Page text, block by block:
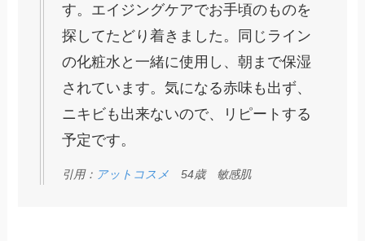
す。エイジングケアでお手頃のものを
探してたどり着きました。同じライン
の化粧水と一緒に使用し、朝まで保湿
されています。気になる赤味も出ず、
ニキビも出来ないので、リピートする
予定です。
引用： アットコスメ 54歳 敏感肌